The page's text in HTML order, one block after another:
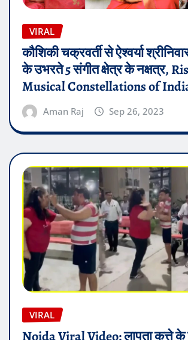
VIRAL
कौशिकी चक्रवर्ती से ऐश्वर्या
के उभरते 5 संगीत क्षेत्र के नक्षत्र,
Musical Constellations of
Aman Raj Sep 26, 2023
VIRAL